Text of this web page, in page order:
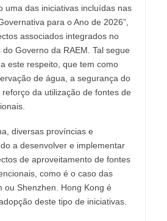
uma das iniciativas incluídas nas
para o Ano de 2026”,
associados integrados no
Governo da RAEM. Tal segue
este respeito, que tem como
de água, a segurança do
da utilização de fontes de
diversas províncias e
a desenvolver e implementar
de aproveitamento de fontes
como é o caso das
ou Shenzhen. Hong Kong é
deste tipo de iniciativas.